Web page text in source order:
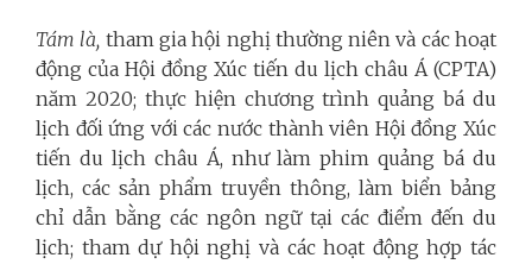
Tám là, tham gia hội nghị thường niên và các hoạt
động của Hội đồng Xúc tiến du lịch châu Á (CPTA)
năm 2020; thực hiện chương trình quảng bá du
lịch đối ứng với các nước thành viên Hội đồng Xúc
tiến du lịch châu Á, như làm phim quảng bá du
lịch, các sản phẩm truyền thông, làm biển bảng
chỉ dẫn bằng các ngôn ngữ tại các điểm đến du
lịch; tham dự hội nghị và các hoạt động hợp tác